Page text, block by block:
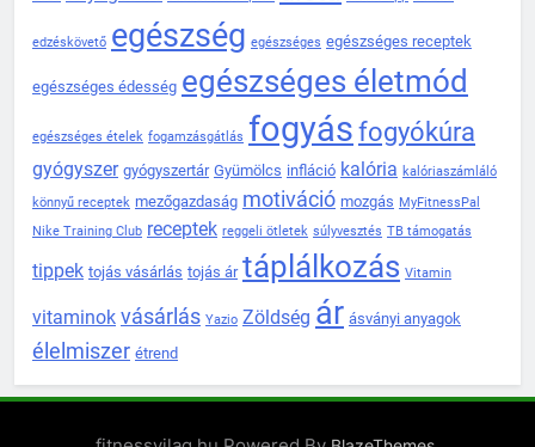
edzéskövető egészség egészséges egészséges receptek
egészséges édesség egészséges életmód
egészséges ételek fogamzásgátlás fogyás fogyókúra
gyógyszer gyógyszertár Gyümölcs infláció kalória kalóriaszámláló
könnyű receptek mezőgazdaság motiváció mozgás MyFitnessPal
Nike Training Club receptek reggeli ötletek súlyvesztés TB támogatás
tippek tojás vásárlás tojás ár táplálkozás Vitamin
vitaminok vásárlás Yazio Zöldség ár ásványi anyagok
élelmiszer étrend